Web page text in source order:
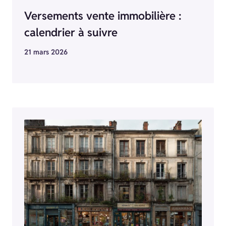
Versements vente immobilière :
calendrier à suivre
21 mars 2026